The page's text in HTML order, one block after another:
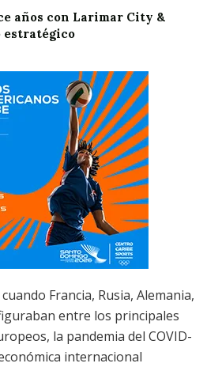
años con Larimar City &
estratégico
Francia, Rusia, Alemania,
entre los principales
la pandemia del COVID-
internacional